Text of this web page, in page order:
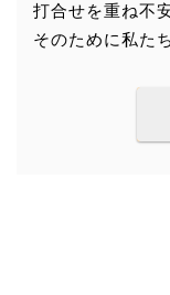
打合せを重ね不
そのために私た